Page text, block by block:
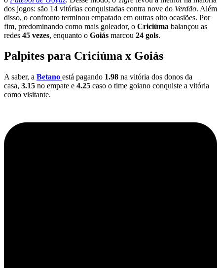
dos jogos: são 14 vitórias conquistadas contra nove do Verdão. Além
disso, o confronto terminou empatado em outras oito ocasiões. Por
fim, predominando como mais goleador, o Criciúma balançou as
redes 45 vezes, enquanto o Goiás marcou 24 gols.
Palpites para Criciúma x Goiás
A saber, a Betano está pagando 1.98 na vitória dos donos da
casa, 3.15 no empate e 4.25 caso o time goiano conquiste a vitória
como visitante.